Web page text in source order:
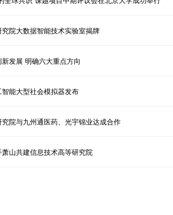
院大数据智能技术实验室揭牌
发展 明确六大重点方向
能大型社会模拟器发布
院与九州通医药、光宇锦业达成合作
山共建信息技术高等研究院